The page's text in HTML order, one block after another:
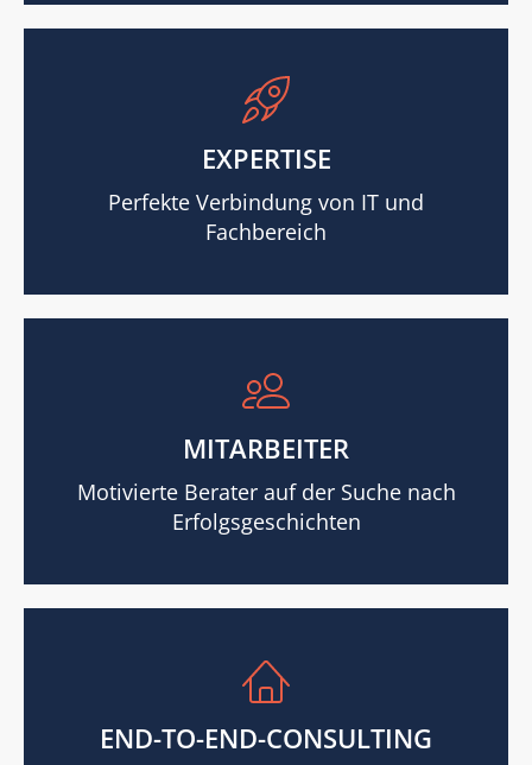
EXPERTISE
Perfekte Verbindung von IT und
Fachbereich
MITARBEITER
Motivierte Berater auf der Suche nach
Erfolgsgeschichten
END-TO-END-CONSULTING